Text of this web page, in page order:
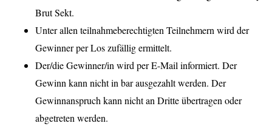
Brut Sekt.
Unter allen teilnahmeberechtigten Teilnehmern wird der
Gewinner per Los zufällig ermittelt.
Der/die Gewinner/in wird per E-Mail informiert. Der
Gewinn kann nicht in bar ausgezahlt werden. Der
Gewinnanspruch kann nicht an Dritte übertragen oder
abgetreten werden.